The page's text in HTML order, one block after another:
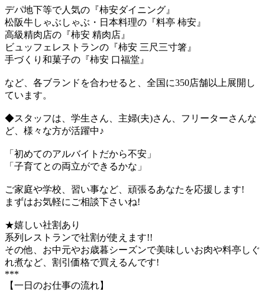
デパ地下等で人気の『柿安ダイニング』
松阪牛しゃぶしゃぶ・日本料理の『料亭 柿安』
高級精肉店の『柿安 精肉店』
ビュッフェレストランの『柿安 三尺三寸箸』
手づくり和菓子の『柿安 口福堂』
など、各ブランドを合わせると、全国に350店舗以上展開し
ています。
◆スタッフは、学生さん、主婦(夫)さん、フリーターさんな
ど、様々な方が活躍中♪
「初めてのアルバイトだから不安」
「子育てとの両立ができるかな」
ご家庭や学校、習い事など、頑張るあなたを応援します!
まずはお気軽にご相談下さいね!
★嬉しい社割あり
系列レストランで社割が使えます!!
その他、お中元やお歳暮シーズンで美味しいお肉や料亭しぐ
れ煮など、割引価格で買えるんです!
***
【一日のお仕事の流れ】